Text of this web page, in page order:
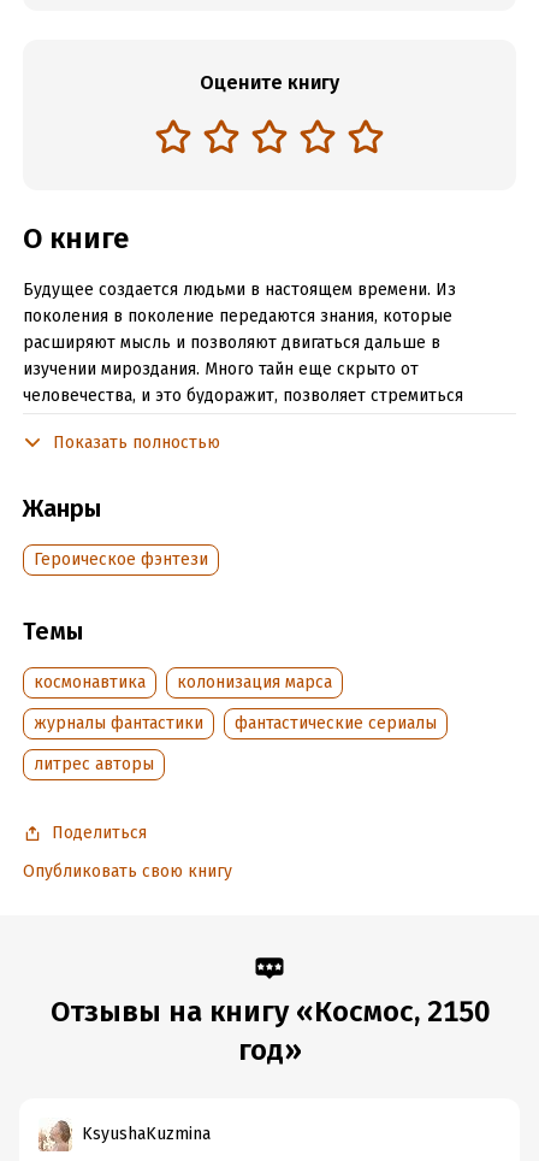
Оцените книгу
О книге
Будущее создается людьми в настоящем времени. Из
поколения в поколение передаются знания, которые
расширяют мысль и позволяют двигаться дальше в
изучении мироздания. Много тайн еще скрыто от
человечества, и это будоражит, позволяет стремиться
только Марс, но и другие планеты, где они найдут разумную
для создания будущего - думать на несколько шагов вперед,
просчитывая последствия…
Читать отрывок
Подробная информация
Дата написания: 4 марта 2021
Объем:43825
Год издания:2021
Дата поступления:
Показать полностью
Жанры
Героическое фэнтези
Темы
космонавтика
колонизация марса
журналы фантастики
фантастические сериалы
литрес авторы
Поделиться
Опубликовать свою книгу
Отзывы на книгу «Космос, 2150
год»
KsyushaKuzmina